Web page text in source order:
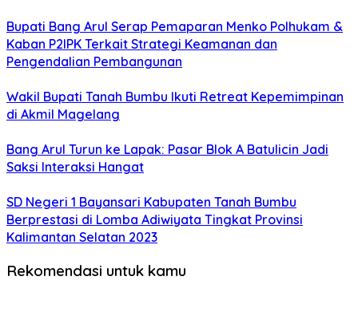
Bupati Bang Arul Serap Pemaparan Menko Polhukam &
Kaban P2IPK Terkait Strategi Keamanan dan
Pengendalian Pembangunan
Wakil Bupati Tanah Bumbu Ikuti Retreat Kepemimpinan
di Akmil Magelang
Bang Arul Turun ke Lapak: Pasar Blok A Batulicin Jadi
Saksi Interaksi Hangat
SD Negeri 1 Bayansari Kabupaten Tanah Bumbu
Berprestasi di Lomba Adiwiyata Tingkat Provinsi
Kalimantan Selatan 2023
Rekomendasi untuk kamu